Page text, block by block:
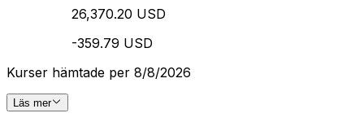
26,370.20 USD
-359.79 USD
Kurser hämtade per 8/8/2026
Läs mer